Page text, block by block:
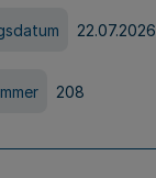
22.07.2026
208